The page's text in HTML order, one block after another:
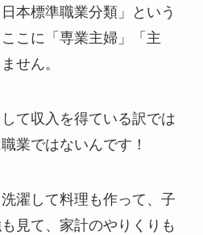
本標準職業分類」という
こに「専業主婦」「主
せん。
て収入を得ている訳では
業ではないんです！
濯して料理も作って、子
見て、家計のやりくりも